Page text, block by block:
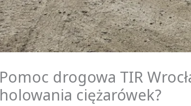
Pomoc drogowa TIR
holowania ciężarówek?